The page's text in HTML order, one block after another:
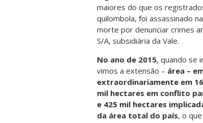
maiores do que os
quilombola, foi assassinado
morte por denunciar crimes
S/A, subsidiária da Vale.
No ano de 2015, quando se
vimos a extensão – área –
extraordinariamente em
mil hectares em conflito
e 425 mil hectares
da área total do país, o